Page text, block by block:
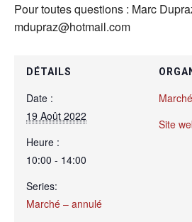
Pour toutes questions : Marc
mdupraz@hotmail.com
DÉTAILS
Date :
19 Août 2022
Heure :
10:00 - 14:00
Series:
Marché – annulé
Site